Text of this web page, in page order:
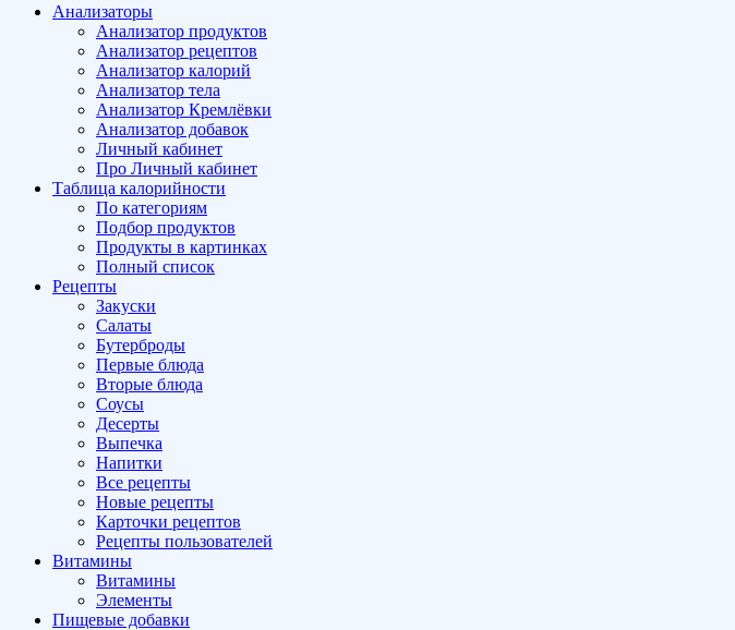
Анализаторы
Анализатор продуктов
Анализатор рецептов
Анализатор калорий
Анализатор тела
Анализатор Кремлёвки
Анализатор добавок
Личный кабинет
Про Личный кабинет
Таблица калорийности
По категориям
Подбор продуктов
Продукты в картинках
Полный список
Рецепты
Закуски
Салаты
Бутерброды
Первые блюда
Вторые блюда
Соусы
Десерты
Выпечка
Напитки
Все рецепты
Новые рецепты
Карточки рецептов
Рецепты пользователей
Витамины
Витамины
Элементы
Пищевые добавки